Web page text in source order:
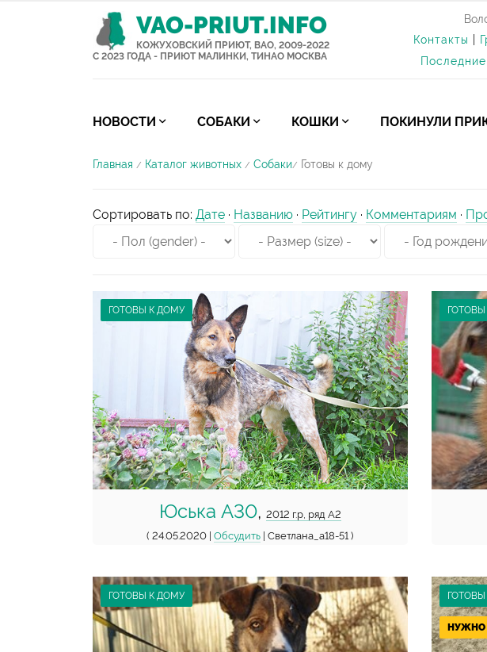
VAO-PRIUT.INFO
КОЖУХОВСКИЙ ПРИЮТ, ВАО, 2009-2022
С 2023 ГОДА - ПРИЮТ МАЛИНКИ, ТИНАО МОСКВА
Контакты
НОВОСТИ СОБАКИ КОШКИ ПОКИНУЛИ
Главная / Каталог животных / Собаки/ Готовы к дому
Сортировать по: Дате · Названию · Рейтингу · Комментариям ·
ГОТОВЫ К ДОМУ
Юська А30, 2012 г.р, ряд А2
( 24.05.2020 |Обсудить | Светлана_а18-51 )
ГОТОВЫ К ДОМУ
НУЖНО